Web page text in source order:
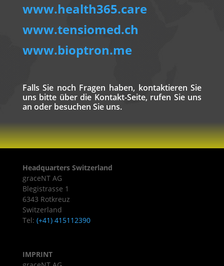
www.health365.care
www.tensiomed.ch
www.bioptron.me
Falls Sie noch Fragen haben, kontaktieren Sie
uns bitte über die Kontakt-Seite, rufen Sie uns
an oder besuchen Sie uns.
Headquarters Switzerland
graceNT AG
Blegistrasse 1
6343 Rotkreuz
Switzerland
Tel: (+41) 415112390
IMPRINT